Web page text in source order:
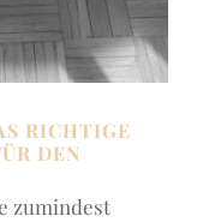
RICHTIGE
DEN
zumindest